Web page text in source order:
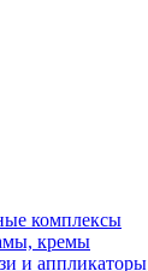
комплексы
кремы
и аппликаторы